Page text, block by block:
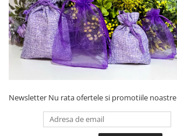
Newsletter Nu rata ofertele si promotiile noastre